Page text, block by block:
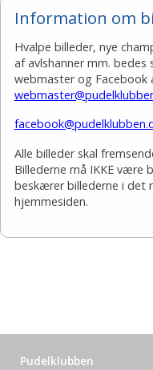
Information om
Hvalpe billeder, nye
af avlshanner mm.
webmaster og Facebook
Alle billeder skal
Billederne må IKKE være
beskærer billederne i det
hjemmesiden.
Pudelklubben